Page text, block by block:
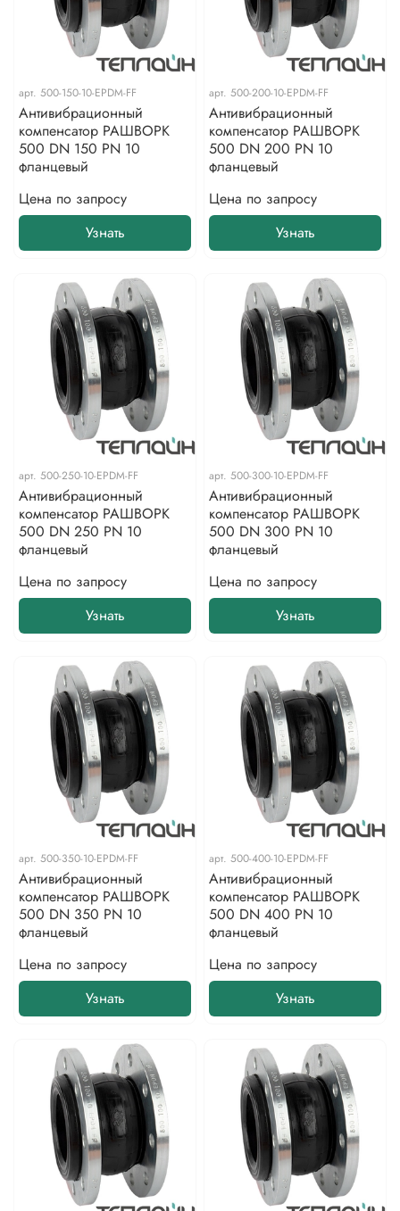
арт. 500-150-10-EPDM-FF
Антивибрационный
компенсатор РАШВОРК
500 DN 150 PN 10
фланцевый
Цена по запросу
Узнать
арт. 500-200-10-EPDM-FF
Антивибрационный
компенсатор РАШВОРК
500 DN 200 PN 10
фланцевый
Цена по запросу
Узнать
арт. 500-250-10-EPDM-FF
Антивибрационный
компенсатор РАШВОРК
500 DN 250 PN 10
фланцевый
Цена по запросу
Узнать
арт. 500-300-10-EPDM-FF
Антивибрационный
компенсатор РАШВОРК
500 DN 300 PN 10
фланцевый
Цена по запросу
Узнать
арт. 500-350-10-EPDM-FF
Антивибрационный
компенсатор РАШВОРК
500 DN 350 PN 10
фланцевый
Цена по запросу
Узнать
арт. 500-400-10-EPDM-FF
Антивибрационный
компенсатор РАШВОРК
500 DN 400 PN 10
фланцевый
Цена по запросу
Узнать